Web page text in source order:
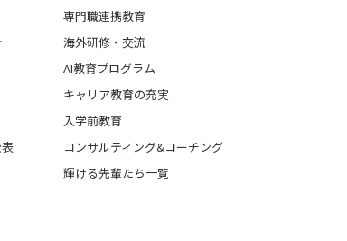
専門職連携教育
海外研修・交流
AI教育プログラム
キャリア教育の充実
入学前教育
コンサルティング&コーチング
輝ける先輩たち一覧